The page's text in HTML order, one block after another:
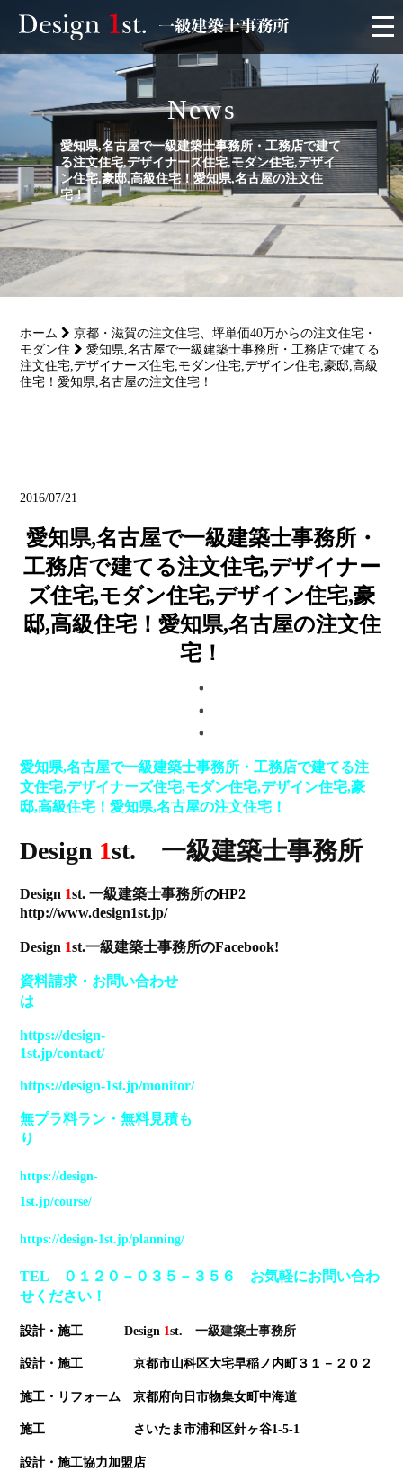
モニター
施工実績・施工事例
リフォーム
サービス
会社概要
News
愛知県,名古屋で一級建築士事務所・工務店で建て
る注文住宅,デザイナーズ住宅,モダン住宅,デザイ
ン住宅,豪邸,高級住宅！愛知県,名古屋の注文住
宅！
ホーム
京都・滋賀の注文住宅、坪単価40万からの注文住宅・
モダン住
愛知県,名古屋で一級建築士事務所・工務店で建てる
注文住宅,デザイナーズ住宅,モダン住宅,デザイン住宅,豪邸,高級
住宅！愛知県,名古屋の注文住宅！
2016/07/21
愛知県,名古屋で一級建築士事務所・
工務店で建てる注文住宅,デザイナー
ズ住宅,モダン住宅,デザイン住宅,豪
邸,高級住宅！愛知県,名古屋の注文住
宅！
愛知県,名古屋で一級建築士事務所・工務店で建てる注
文住宅,デザイナーズ住宅,モダン住宅,デザイン住宅,豪
邸,高級住宅！愛知県,名古屋の注文住宅！
Design 1st. 一級建築士事務所
Design 1st. 一級建築士事務所のHP2
http://www.design1st.jp/
Design 1st.一級建築士事務所のFacebook!
資料請求・ お問い合わせ
は
https://design-
1st.jp/contact/
https://design-1st.jp/monitor/
無プラ料ラン ・無料見積も
り
https://design-
1st.jp/course/
https://design-1st.jp/planning/
TEL ０１２０－０３５－３５６ お気軽にお問い合わ
せください！
設計・施工 Design 1st. 一級建築士事務所
設計・施工 京都市山科区大宅早稲ノ内町３１－２０２
施工・リフォーム 京都府向日市物集女町中海道
施工 さいたま市浦和区針ヶ谷1-5-1
設計・施工協力加盟店